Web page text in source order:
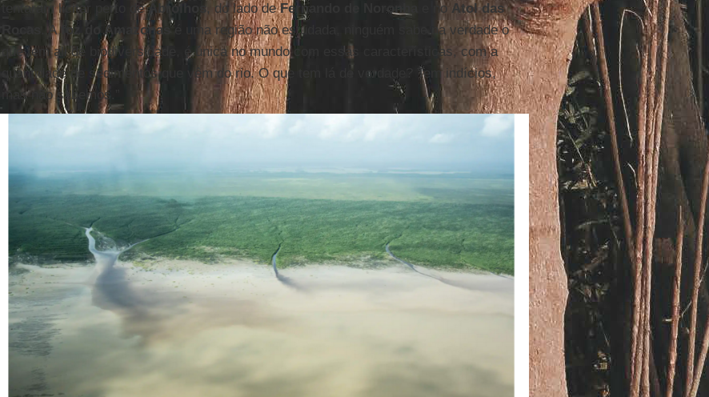
tentaram licitar perto deAbrolhos , do lado deFernando de Noronha e no Atol das
Rocas
. Afoz do Amazonasé uma região não estudada, ninguém sabe na verdade o
que tem ali de biodiversidade, é única no mundo com essas características, com a
quantidade de sedimentos que vêm do rio. O que tem lá de verdade? Tem indícios,
mas não sabemos.”